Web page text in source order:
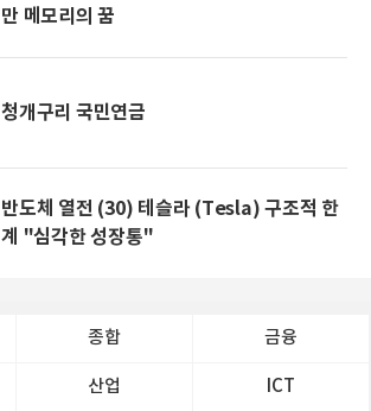
만 메모리의 꿈
청개구리 국민연금
반도체 열전 (30) 테슬라 (Tesla) 구조적 한
계 "심각한 성장통"
종합 금융
산업 ICT